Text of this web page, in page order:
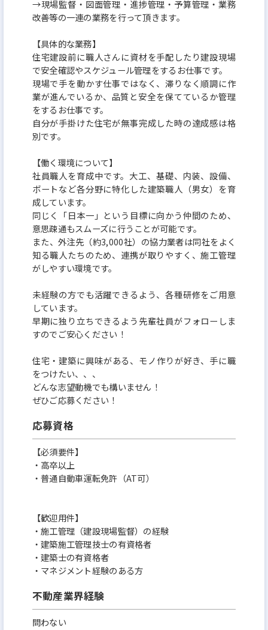
多様化するニーズやライフスタイル、エリアの特性
に合った、オリジナリティとクオリティを追求した
住まいづくりを実現しています。また「社内責任一貫
体制」で 用地の取得／開発／設計／施工／販売とい
う住まいづくりのプロセスに加えて、アフターサー
ビス／リフォーム／買取りなど、住んだ後も責任を
持ってフォローすることで顧客にきめ細やかで迅速
な対応を可能にしています。「社内責任一貫体制」
は、メイドイン・ケイアイを成す同社のアドバンテ
ージです。
→現場監督・図面管理・進捗管理・予算管理・業務
改善等の一連の業務を行って頂きます。
【具体的な業務】
住宅建設前に職人さんに資材を手配したり建設現場
で安全確認やスケジュール管理をするお仕事です。
現場で手を動かす仕事ではなく、滞りなく順調に作
業が進んでいるか、品質と安全を保てているか管理
をするお仕事です。
自分が手掛けた住宅が無事完成した時の達成感は格
別です。
【働く環境について】
社員職人を育成中です。大工、基礎、内装、設備、
ボートなど各分野に特化した建築職人（男女）を育
成しています。
同じく「日本一」という目標に向かう仲間のため、
意思疎通もスムーズに行うことが可能です。
また、外注先（約3,000社）の協力業者は同社をよく
知る職人たちのため、連携が取りやすく、施工管理
がしやすい環境です。
未経験の方でも活躍できるよう、各種研修をご用意
しています。
早期に独り立ちできるよう先輩社員がフォローしま
すのでご安心ください！
住宅・建築に興味がある、モノ作りが好き、手に職
をつけたい、、、
どんな志望動機でも構いません！
ぜひご応募ください！
応募資格
【必須要件】
・高卒以上
・普通自動車運転免許（AT可）
【歓迎用件】
・施工管理（建設現場監督）の経験
・建築施工管理技士の有資格者
・建築士の有資格者
・マネジメント経験のある方
不動産業界経験
問わない